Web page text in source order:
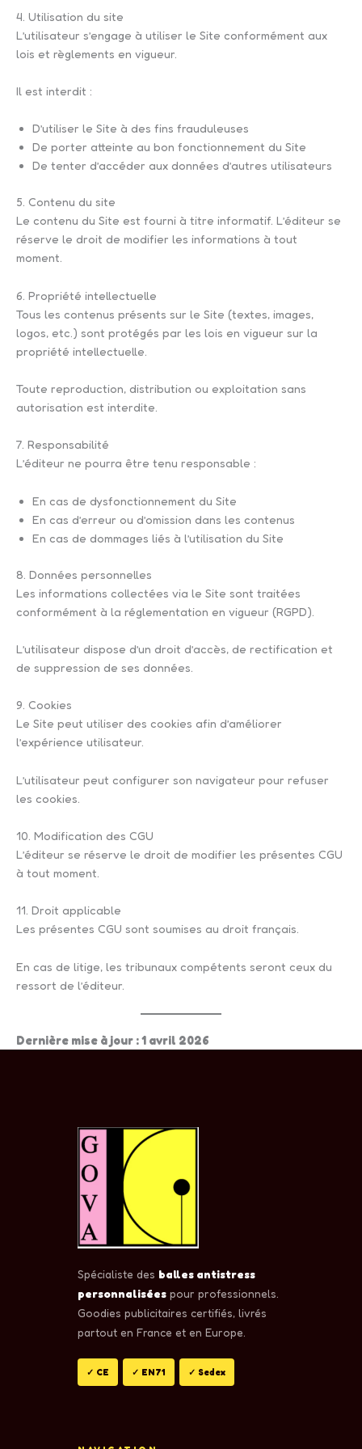
4. Utilisation du site
L’utilisateur s’engage à utiliser le Site conformément aux
lois et règlements en vigueur.
Il est interdit :
D’utiliser le Site à des fins frauduleuses
De porter atteinte au bon fonctionnement du Site
De tenter d’accéder aux données d’autres utilisateurs
5. Contenu du site
Le contenu du Site est fourni à titre informatif. L’éditeur se
réserve le droit de modifier les informations à tout
moment.
6. Propriété intellectuelle
Tous les contenus présents sur le Site (textes, images,
logos, etc.) sont protégés par les lois en vigueur sur la
propriété intellectuelle.
Toute reproduction, distribution ou exploitation sans
autorisation est interdite.
7. Responsabilité
L’éditeur ne pourra être tenu responsable :
En cas de dysfonctionnement du Site
En cas d’erreur ou d’omission dans les contenus
En cas de dommages liés à l’utilisation du Site
8. Données personnelles
Les informations collectées via le Site sont traitées
conformément à la réglementation en vigueur (RGPD).
L’utilisateur dispose d’un droit d’accès, de rectification et
de suppression de ses données.
9. Cookies
Le Site peut utiliser des cookies afin d’améliorer
l’expérience utilisateur.
L’utilisateur peut configurer son navigateur pour refuser
les cookies.
10. Modification des CGU
L’éditeur se réserve le droit de modifier les présentes CGU
à tout moment.
11. Droit applicable
Les présentes CGU sont soumises au droit français.
En cas de litige, les tribunaux compétents seront ceux du
ressort de l’éditeur.
Dernière mise à jour : 1 avril 2026
Spécialiste des balles antistress
personnalisées pour professionnels.
Goodies publicitaires certifiés, livrés
partout en France et en Europe.
✓ CE ✓ EN71 ✓ Sedex